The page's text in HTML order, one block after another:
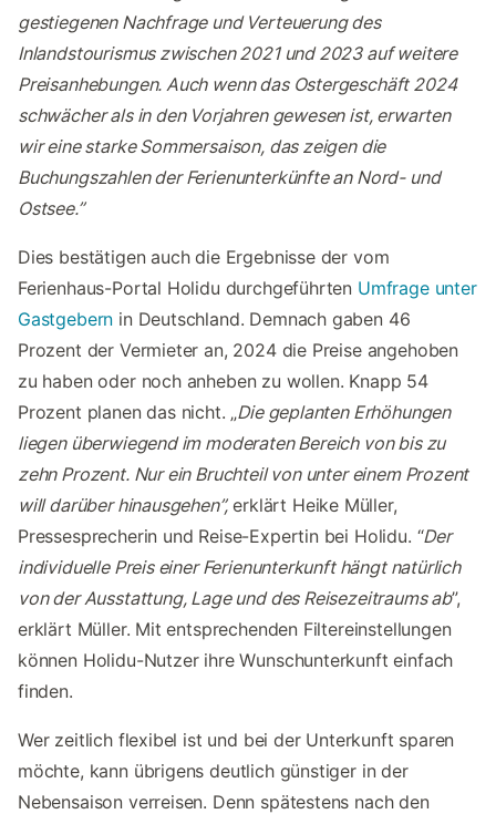
gestiegenen Nachfrage und Verteuerung des
Inlandstourismus zwischen 2021 und 2023 auf weitere
Preisanhebungen. Auch wenn das Ostergeschäft 2024
schwächer als in den Vorjahren gewesen ist, erwarten
wir eine starke Sommersaison, das zeigen die
Buchungszahlen der Ferienunterkünfte an Nord- und
Ostsee.”
Dies bestätigen auch die Ergebnisse der vom
Ferienhaus-Portal Holidu durchgeführten Umfrage unter
Gastgebern in Deutschland. Demnach gaben 46
Prozent der Vermieter an, 2024 die Preise angehoben
zu haben oder noch anheben zu wollen. Knapp 54
Prozent planen das nicht. „Die geplanten Erhöhungen
liegen überwiegend im moderaten Bereich von bis zu
zehn Prozent. Nur ein Bruchteil von unter einem Prozent
will darüber hinausgehen”,erklärt Heike Müller,
Pressesprecherin und Reise-Expertin bei Holidu. “Der
individuelle Preis einer Ferienunterkunft hängt natürlich
von der Ausstattung, Lage und des Reisezeitraums ab”,
erklärt Müller. Mit entsprechenden Filtereinstellungen
können Holidu-Nutzer ihre Wunschunterkunft einfach
finden.
Wer zeitlich flexibel ist und bei der Unterkunft sparen
möchte, kann übrigens deutlich günstiger in der
Nebensaison verreisen. Denn spätestens nach den